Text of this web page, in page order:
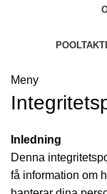
POOLTAK
Meny
Inledning
Denna
få information om